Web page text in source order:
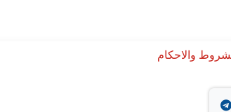
والاحكام